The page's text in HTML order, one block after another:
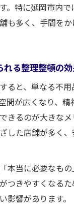
。特に延岡市内で
も多く、手間を
れる整理整頓の
ると、単なる不
間が広くなり、精
きるのが大きな
した店舗が多く
本当に必要なも
つきやすくなる
影響があります。